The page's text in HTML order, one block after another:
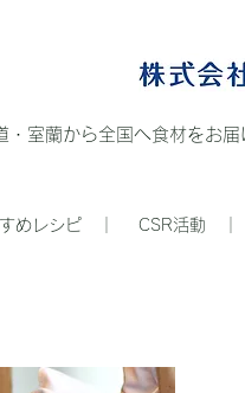
・室蘭から全国へ食材をお
めレシピ ｜ CSR活動 ｜